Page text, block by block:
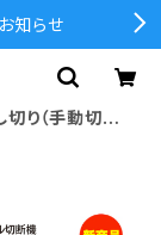
知らせ
切り（手動切断